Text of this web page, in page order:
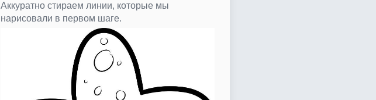
Аккуратно стираем линии, которые мы
нарисовали в первом шаге.